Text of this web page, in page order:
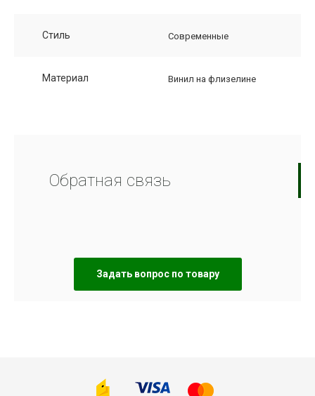
Стиль Современные
Материал Винил на флизелине
Обратная связь
Задать вопрос по товару